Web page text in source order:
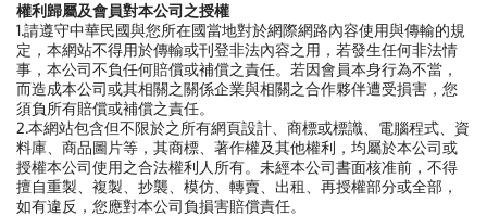
權利歸屬及會員對本公司之授權
1.請遵守中華民國與您所在國當地對於網際網路內容使用與傳輸的規
定，本網站不得用於傳輸或刊登非法內容之用，若發生任何非法情
事，本公司不負任何賠償或補償之責任。若因會員本身行為不當，
而造成本公司或其相關之關係企業與相關之合作夥伴遭受損害，您
須負所有賠償或補償之責任。
2.本網站包含但不限於之所有網頁設計、商標或標識、電腦程式、資
料庫、商品圖片等，其商標、著作權及其他權利，均屬於本公司或
授權本公司使用之合法權利人所有。未經本公司書面核准前，不得
擅自重製、複製、抄襲、模仿、轉賣、出租、再授權部分或全部，
如有違反，您應對本公司負損害賠償責任。